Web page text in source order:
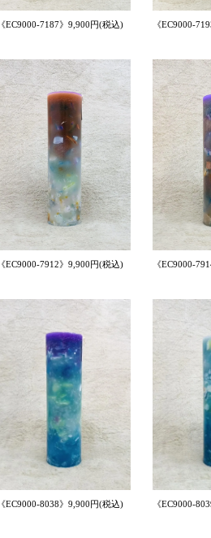
《EC9000-7187》9,900円(税込) 《EC9000-
《EC9000-7912》9,900円(税込) 《EC9000-
《EC9000-8038》9,900円(税込) 《EC9000-